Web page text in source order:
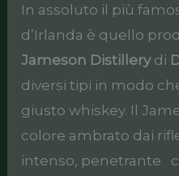
In assoluto il più
d’Irlanda è quello
Jameson Distillerydi
diversi tipi in modo
giusto whiskey. Il
colore ambrato dai
intenso, penetrante